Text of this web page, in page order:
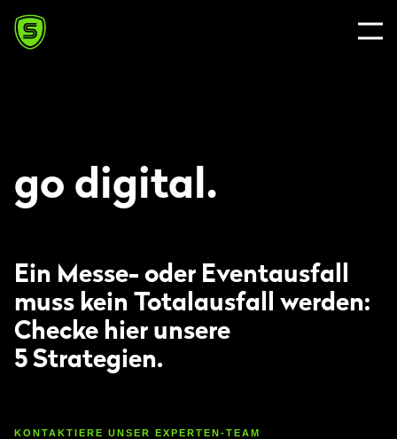
go digital.
Ein Messe- oder Eventausfall
muss kein Total­ausfall werden:
Checke hier unsere
5 Strategien.
KONTAKTIERE UNSER EXPERTEN-TEAM